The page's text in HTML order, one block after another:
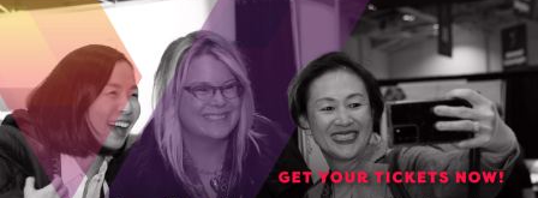
Le Centre d’innovation de l’Ontario (CIO)
maximise l'impact commercial de la
recherche développée dans les collèges,
les universités et la recherche en milieu